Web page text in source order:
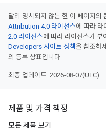
달리 명시되지 않는 한 이 페이지의
Attribution 4.0 라이선스에 따라 라
2.0 라이선스에 따라 라이선스가 부
Developers 사이트 정책을 참조하
의 등록 상표입니다.
최종 업데이트: 2026-08-07(UTC)
제품 및 가격 책정
모든 제품 보기